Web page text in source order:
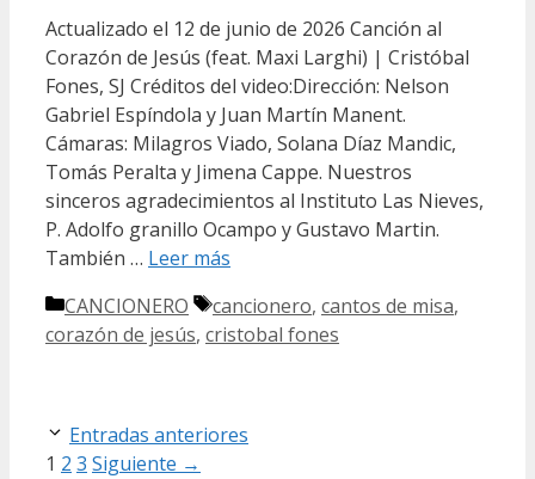
Actualizado el 12 de junio de 2026 Canción al
Corazón de Jesús (feat. Maxi Larghi) | Cristóbal
Fones, SJ Créditos del video:Dirección: Nelson
Gabriel Espíndola y Juan Martín Manent.
Cámaras: Milagros Viado, Solana Díaz Mandic,
Tomás Peralta y Jimena Cappe. Nuestros
sinceros agradecimientos al Instituto Las Nieves,
P. Adolfo granillo Ocampo y Gustavo Martin.
También … Leer más
Categorías
CANCIONERO Etiquetas
cancionero, cantos de misa,
corazón de jesús, cristobal fones
Entradas anteriores
Página
1 Página
2 Página
3 Siguiente →